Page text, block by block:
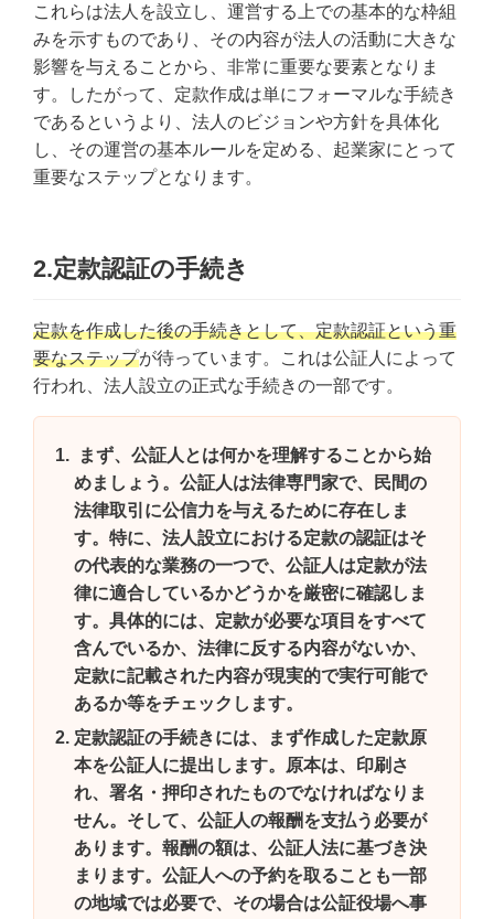
これらは法人を設立し、運営する上での基本的な枠組
みを示すものであり、その内容が法人の活動に大きな
影響を与えることから、非常に重要な要素となりま
す。したがって、定款作成は単にフォーマルな手続き
であるというより、法人のビジョンや方針を具体化
し、その運営の基本ルールを定める、起業家にとって
重要なステップとなります。
2.定款認証の手続き
定款を作成した後の手続きとして、定款認証という重
要なステップが待っています。これは公証人によって
行われ、法人設立の正式な手続きの一部です。
まず、公証人とは何かを理解することから始
めましょう。公証人は法律専門家で、民間の
法律取引に公信力を与えるために存在しま
す。特に、法人設立における定款の認証はそ
の代表的な業務の一つで、公証人は定款が法
律に適合しているかどうかを厳密に確認しま
す。具体的には、定款が必要な項目をすべて
含んでいるか、法律に反する内容がないか、
定款に記載された内容が現実的で実行可能で
あるか等をチェックします。
定款認証の手続きには、まず作成した定款原
本を公証人に提出します。原本は、印刷さ
れ、署名・押印されたものでなければなりま
せん。そして、公証人の報酬を支払う必要が
あります。報酬の額は、公証人法に基づき決
まります。公証人への予約を取ることも一部
の地域では必要で、その場合は公証役場へ事